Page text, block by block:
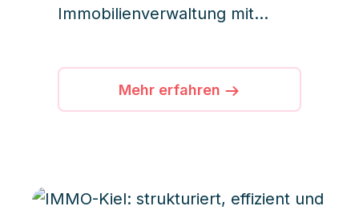
Immobilienverwaltung mit
Dokumentation und exzellenter
Kundenservice für über 450
Mehr erfahren